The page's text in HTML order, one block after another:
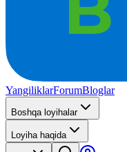
YangiliklarForumBloglar
Boshqa loyihalar
Loyiha haqida